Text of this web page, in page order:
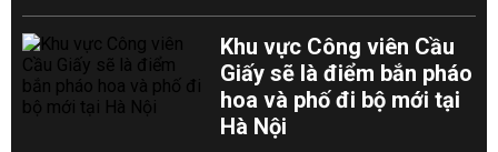
Khu vực Công viên Cầu
Giấy sẽ là điểm bắn pháo
hoa và phố đi bộ mới tại
Hà Nội